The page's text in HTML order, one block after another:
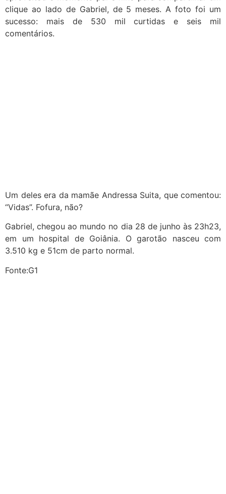
clique ao lado de Gabriel, de 5 meses. A foto foi um
sucesso: mais de 530 mil curtidas e seis mil
comentários.
Um deles era da mamãe Andressa Suita, que comentou:
“Vidas”. Fofura, não?
Gabriel, chegou ao mundo no dia 28 de junho às 23h23,
em um hospital de Goiânia. O garotão nasceu com
3.510 kg e 51cm de parto normal.
Fonte:G1